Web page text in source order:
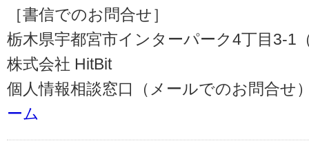
［書信でのお問合せ］
栃木県宇都宮市インターパーク4丁目3-1
株式会社 HitBit
個人情報相談窓口（メールでのお問合せ
ーム